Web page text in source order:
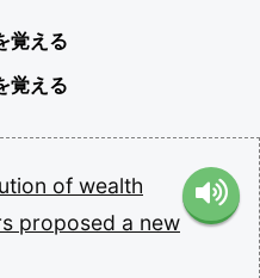
覚える
覚える
of wealth
proposed a new